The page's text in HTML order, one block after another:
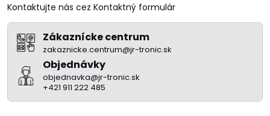
Kontaktujte nás cez Kontaktný formulár
Zákaznícke centrum
zakaznicke.centrum@jr-tronic.sk
Objednávky
objednavka@jr-tronic.sk
+421 911 222 485